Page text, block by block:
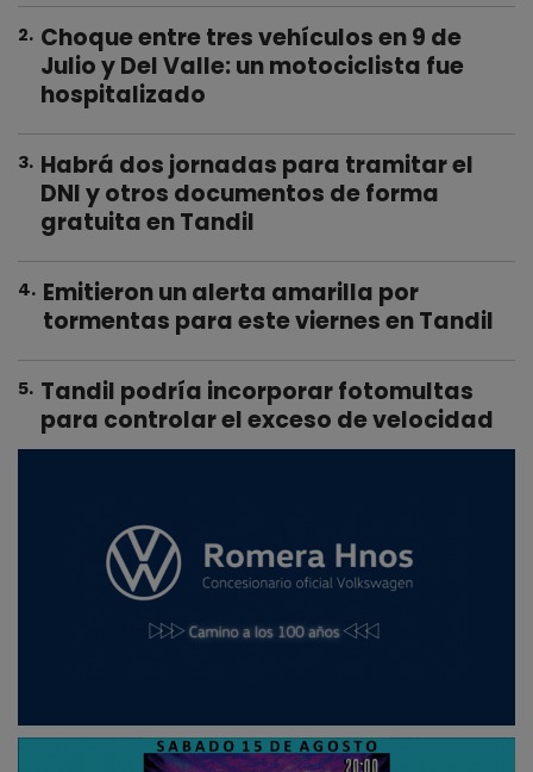
2. Choque entre tres vehículos en 9 de
Julio y Del Valle: un motociclista fue
hospitalizado
3. Habrá dos jornadas para tramitar el
DNI y otros documentos de forma
gratuita en Tandil
4. Emitieron un alerta amarilla por
tormentas para este viernes en Tandil
5. Tandil podría incorporar fotomultas
para controlar el exceso de velocidad